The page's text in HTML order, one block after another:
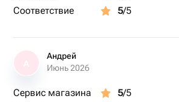
Соответствие
5/5
Андрей
Июнь 2026
Сервис магазина 5/5